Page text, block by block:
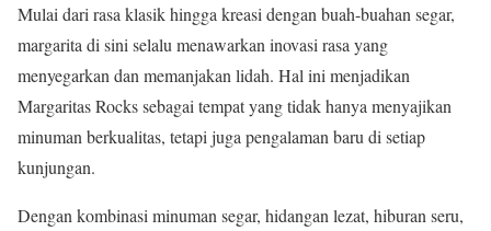
Mulai dari rasa klasik hingga kreasi dengan buah-buahan segar,
margarita di sini selalu menawarkan inovasi rasa yang
menyegarkan dan memanjakan lidah. Hal ini menjadikan
Margaritas Rocks sebagai tempat yang tidak hanya menyajikan
minuman berkualitas, tetapi juga pengalaman baru di setiap
kunjungan.
Dengan kombinasi minuman segar, hidangan lezat, hiburan seru,